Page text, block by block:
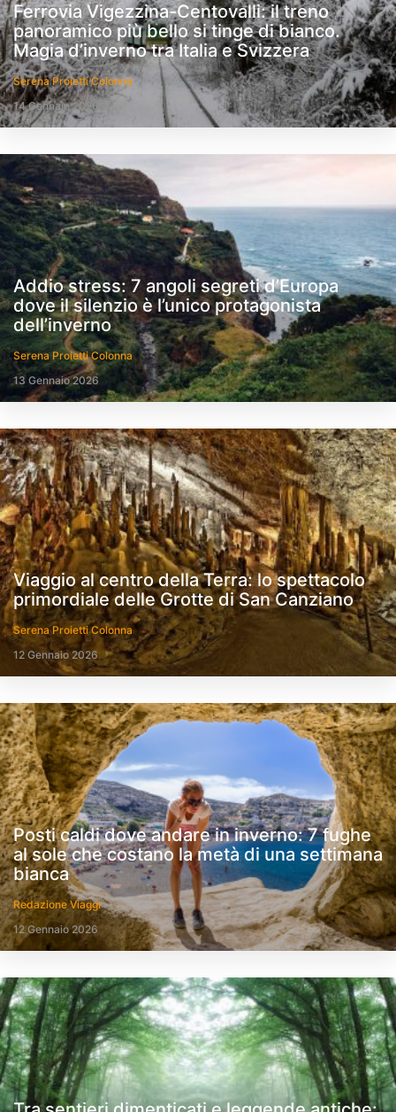
Ferrovia Vigezzina-Centovalli: il treno
panoramico più bello si tinge di bianco.
Magia d’inverno tra Italia e Svizzera
Serena Proietti Colonna
14 Gennaio 2026
Addio stress: 7 angoli segreti d’Europa
dove il silenzio è l’unico protagonista
dell’inverno
Serena Proietti Colonna
13 Gennaio 2026
Viaggio al centro della Terra: lo spettacolo
primordiale delle Grotte di San Canziano
Serena Proietti Colonna
12 Gennaio 2026
Posti caldi dove andare in inverno: 7 fughe
al sole che costano la metà di una settimana
bianca
Redazione Viaggi
12 Gennaio 2026